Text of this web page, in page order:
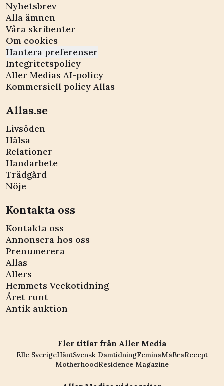
Nyhetsbrev
Alla ämnen
Våra skribenter
Om cookies
Hantera preferenser
Integritetspolicy
Aller Medias AI-policy
Kommersiell policy Allas
Allas.se
Livsöden
Hälsa
Relationer
Handarbete
Trädgård
Nöje
Kontakta oss
Kontakta oss
Annonsera hos oss
Prenumerera
Allas
Allers
Hemmets Veckotidning
Året runt
Antik auktion
Fler titlar från Aller Media
Elle SverigeHäntSvensk DamtidningFeminaMåBraRecept
MotherhoodResidence Magazine